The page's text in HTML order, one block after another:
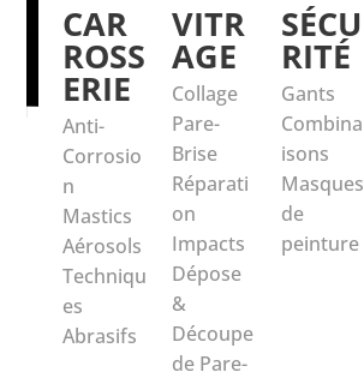
CAR
ROSS
ERIE
Anti-
Corrosio
n
Mastics
Aérosols
Techniqu
es
Abrasifs
VITR
AGE
Collage
Pare-
Brise
Réparati
on
Impacts
Dépose
&
Découpe
de Pare-
SÉCU
RITÉ
Gants
Combina
isons
Masques
de
peinture